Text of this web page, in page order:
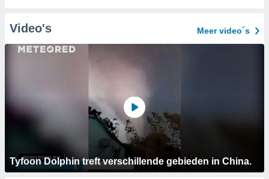
Video's Meer video´s
Tyfoon Dolphin treft verschillende gebieden in China.